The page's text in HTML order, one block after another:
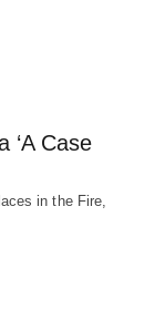
‘A Case
in the Fire,